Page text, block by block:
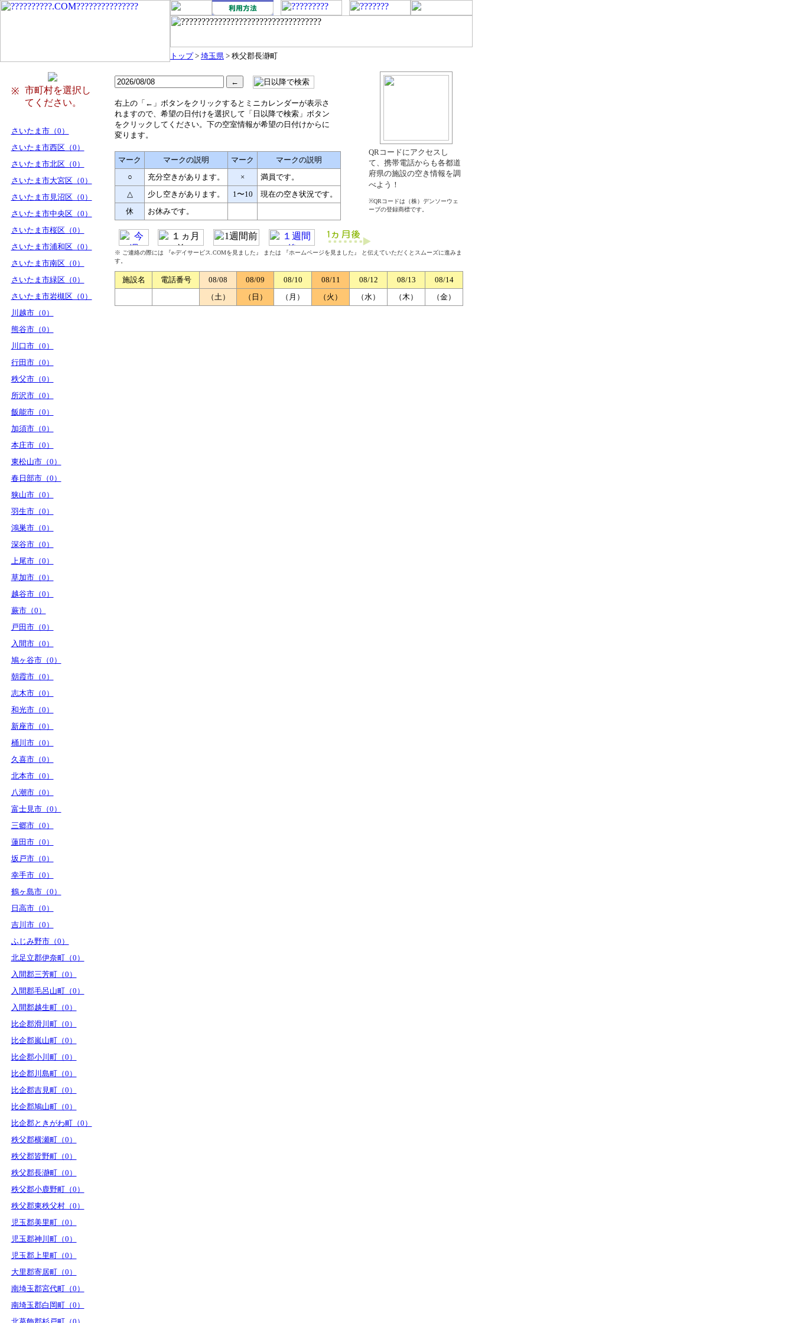
トップ> 埼玉県 > 秩父郡長瀞町
※
市町村を選択し
てください。
さいたま市（0）
さいたま市西区（0）
さいたま市北区（0）
さいたま市大宮区（0）
さいたま市見沼区（0）
さいたま市中央区（0）
さいたま市桜区（0）
さいたま市浦和区（0）
さいたま市南区（0）
さいたま市緑区（0）
さいたま市岩槻区（0）
川越市（0）
熊谷市（0）
川口市（0）
行田市（0）
秩父市（0）
所沢市（0）
飯能市（0）
加須市（0）
本庄市（0）
東松山市（0）
春日部市（0）
狭山市（0）
羽生市（0）
鴻巣市（0）
深谷市（0）
上尾市（0）
草加市（0）
越谷市（0）
蕨市（0）
戸田市（0）
入間市（0）
鳩ヶ谷市（0）
朝霞市（0）
志木市（0）
和光市（0）
新座市（0）
桶川市（0）
久喜市（0）
北本市（0）
八潮市（0）
富士見市（0）
三郷市（0）
蓮田市（0）
坂戸市（0）
幸手市（0）
鶴ヶ島市（0）
日高市（0）
吉川市（0）
ふじみ野市（0）
北足立郡伊奈町（0）
入間郡三芳町（0）
入間郡毛呂山町（0）
入間郡越生町（0）
比企郡滑川町（0）
比企郡嵐山町（0）
比企郡小川町（0）
比企郡川島町（0）
比企郡吉見町（0）
比企郡鳩山町（0）
比企郡ときがわ町（0）
秩父郡横瀬町（0）
秩父郡皆野町（0）
秩父郡長瀞町（0）
秩父郡小鹿野町（0）
秩父郡東秩父村（0）
児玉郡美里町（0）
児玉郡神川町（0）
児玉郡上里町（0）
大里郡寄居町（0）
南埼玉郡宮代町（0）
南埼玉郡白岡町（0）
右上の「←」ボタンをクリックするとミニカレンダーが表示さ
れますので、希望の日付けを選択して「日以降で検索」ボタン
をクリックしてください。下の空室情報が希望の日付けからに
変ります。
マーク マークの説明 マーク
マークの説明
○
充分空きがあります。 ×
満員です。
△
少し空きがあります。 1〜10
現在の空き状況です。
休
お休みです。
QRコードにアクセスし
て、携帯電話からも各都道
府県の施設の空き情報を調
べよう！
※QRコードは（株）デンソーウェ
ーブの登録商標です。
※ ご連絡の際には 『e-デイサービス.COMを見ました』 または 『ホームページを見ました』 と伝えていただくとスムーズに進みま
す。
施設名 電話番号 08/08 08/09 08/10 08/11 08/12 08/13
08/14
（土）
（日） （月） （火） （水） （木） （金）